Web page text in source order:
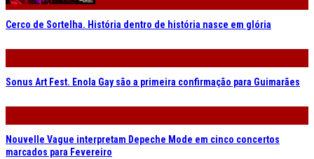
Cerco de Sortelha. História dentro de história nasce em glória
Sonus Art Fest. Enola Gay são a primeira confirmação para Guimarães
Nouvelle Vague interpretam Depeche Mode em cinco concertos
marcados para Fevereiro